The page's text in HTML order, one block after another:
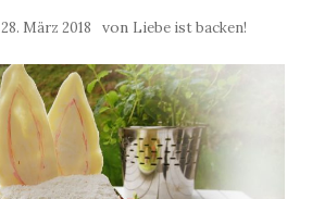
28. März 2018 von Liebe ist backen!